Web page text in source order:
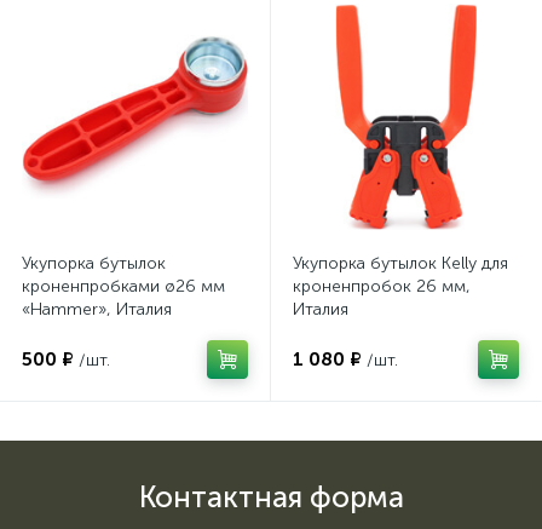
Укупорка бутылок
кроненпробками ø26 мм
«Hammer», Италия
500 ₽ /шт.
Укупорка бутылок Kelly для
кроненпробок 26 мм,
Италия
1 080 ₽ /шт.
Контактная форма